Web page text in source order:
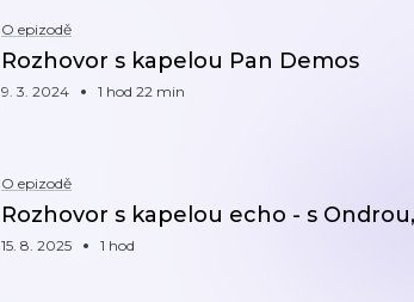
O epizodě
Rozhovor s kapelou Pan Demos
9. 3. 2024 1 hod 22 min
O epizodě
Rozhovor s kapelou echo - s
15. 8. 2025 1 hod